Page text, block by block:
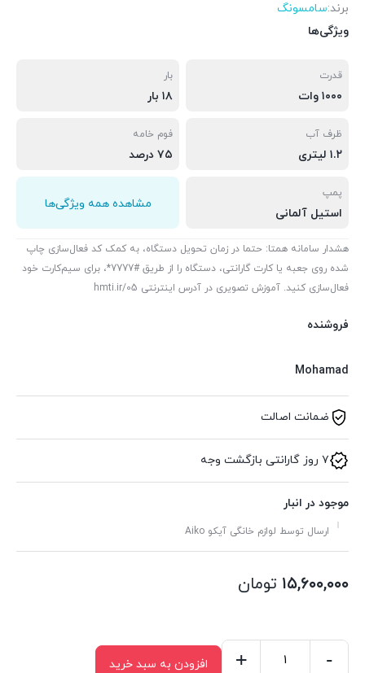
برند:سامسونگ
ویژگی‌ها
قدرت
۱۰۰۰ وات
بار
۱۸ بار
ظرف آب
۱.۲ لیتری
فوم خامه
۷۵ درصد
پمپ
استیل آلمانی
مشاهده همه ویژگی‌ها
هشدار سامانه همتا: حتما در زمان تحویل دستگاه، به کمک کد فعال‌سازی چاپ
شده روی جعبه یا کارت گارانتی، دستگاه را از طریق #7777*، برای سیم‌کارت خود
فعال‌سازی کنید. آموزش تصویری در آدرس اینترنتی hmti.ir/05
فروشنده
Mohamad
ضمانت اصالت
۷ روز گارانتی بازگشت وجه
موجود در انبار
ارسال توسط لوازم خانگی آیکو Aiko
۱۵,۶۰۰,۰۰۰ تومان
-
+ افزودن به سبد خرید